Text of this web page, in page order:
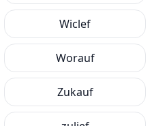
Wiclef
Worauf
Zukauf